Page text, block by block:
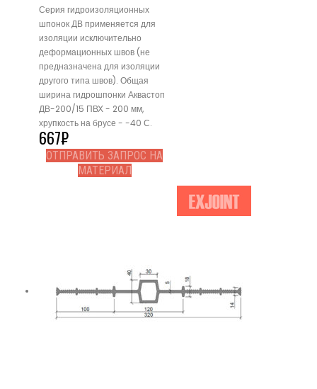
Серия гидроизоляционных
шпонок ДВ применяется для
изоляции исключительно
деформационных швов (не
предназначена для изоляции
другого типа швов). Общая
ширина гидрошпонки Аквастоп
ДВ-200/15 ПВХ - 200 мм,
хрупкость на брусе - -40 С.
667₽
ОТПРАВИТЬ ЗАПРОС НА
МАТЕРИАЛ